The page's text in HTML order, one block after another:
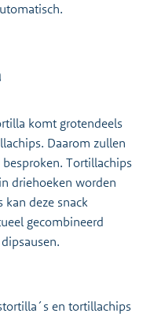
komt grotendeels
Daarom zullen
Tortillachips
driehoeken worden
kan deze snack
gecombineerd
en tortillachips